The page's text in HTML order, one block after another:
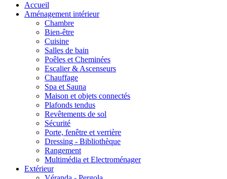
Accueil
Aménagement intérieur
Chambre
Bien-être
Cuisine
Salles de bain
Poêles et Cheminées
Escalier & Ascenseurs
Chauffage
Spa et Sauna
Maison et objets connectés
Plafonds tendus
Revêtements de sol
Sécurité
Porte, fenêtre et verrière
Dressing - Bibliothèque
Rangement
Multimédia et Electroménager
Extérieur